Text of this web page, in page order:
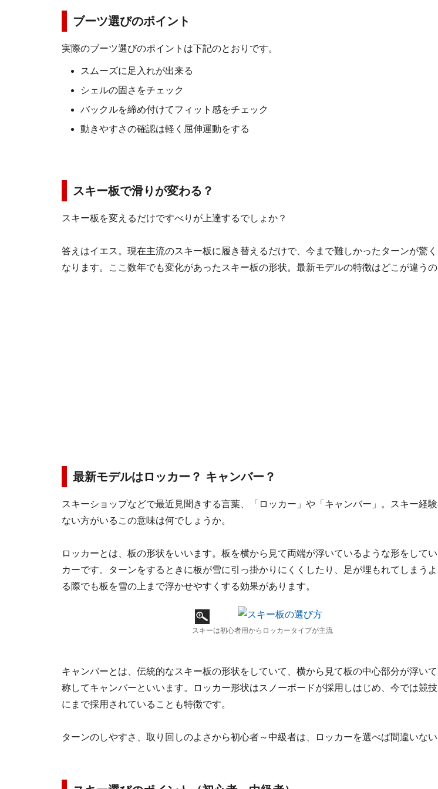
ブーツ選びのポイント
実際のブーツ選びのポイントは下記のとおりです。
スムーズに足入れが出来る
シェルの固さをチェック
バックルを締め付けてフィット感をチェック
動きやすさの確認は軽く屈伸運動をする
スキー板で滑りが変わる？
スキー板を変えるだけですべりが上達するでしょか？
答えはイエス。現在主流のスキー板に履き替えるだけで、今まで難しかったターンが驚く
なります。ここ数年でも変化があったスキー板の形状。最新モデルの特徴はどこが違う
最新モデルはロッカー？ キャンバー？
スキーショップなどで最近見聞きする言葉、「ロッカー」や「キャンバー」。スキー経
ない方がいるこの意味は何でしょうか。
ロッカーとは、板の形状をいいます。板を横から見て両端が浮いているような形をして
カーです。ターンをするときに板が雪に引っ掛かりにくくしたり、足が埋もれてしまう
る際でも板を雪の上まで浮かせやすくする効果があります。
スキーは初心者用からロッカータイプが主流
キャンバーとは、伝統的なスキー板の形状をしていて、横から見て板の中心部分が浮い
称してキャンバーといいます。ロッカー形状はスノーボードが採用しはじめ、今では競
にまで採用されていることも特徴です。
ターンのしやすさ、取り回しのよさから初心者～中級者は、ロッカーを選べば間違いない